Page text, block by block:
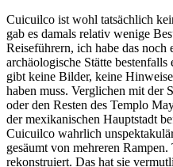
Cuicuilco ist wohl tatsächlich
gab es damals relativ wenige
Reiseführern, ich habe das
archäologische Stätte
gibt keine Bilder, keine
haben muss. Verglichen mit der
oder den Resten des Templo
der mexikanischen Hauptstadt
Cuicuilco wahrlich
gesäumt von mehreren
rekonstruiert. Das hat sie